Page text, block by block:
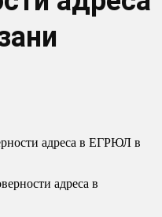
адреса в ЕГРЮЛ в